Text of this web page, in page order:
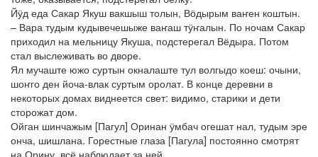
Йӱд еда Сакар Якуш вакшыш толын, Вӧдырым ваҥен коштын.
– Вара тудым кудывечешыже ваҥаш тӱҥалын. По ночам Сакар
приходил на мельницу Якуша, подстерегал Вёдыра. Потом
стал выслеживать во дворе.
Ял мучаште южо суртын окналаште тул волгыдо коеш: очыни,
шоҥго ден йоча-влак суртым оролат. В конце деревни в
некоторых домах виднеется свет: видимо, старики и дети
сторожат дом.
Ойган шинчажым [Пагул] Оринан ӱмбач огешат нал, тудым эре
онча, шишлана. Горестные глаза [Пагула] постоянно смотрят
на Орину, всё наблюдает за ней.